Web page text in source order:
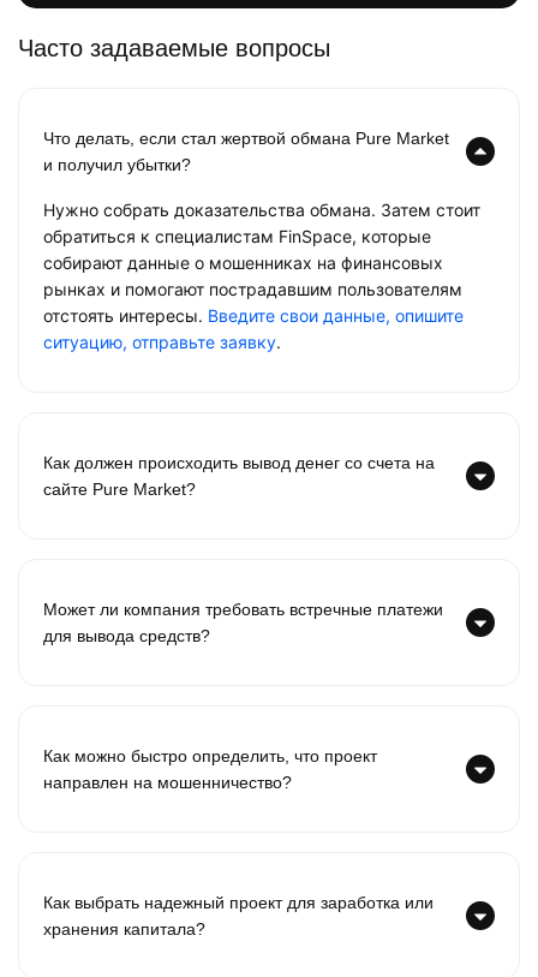
Часто задаваемые вопросы
Что делать, если стал жертвой обмана Pure Market
и получил убытки?
Нужно собрать доказательства обмана. Затем стоит
обратиться к специалистам FinSpace, которые
собирают данные о мошенниках на финансовых
рынках и помогают пострадавшим пользователям
отстоять интересы. Введите свои данные, опишите
ситуацию, отправьте заявку.
Как должен происходить вывод денег со счета на
сайте Pure Market?
Может ли компания требовать встречные платежи
для вывода средств?
Как можно быстро определить, что проект
направлен на мошенничество?
Как выбрать надежный проект для заработка или
хранения капитала?